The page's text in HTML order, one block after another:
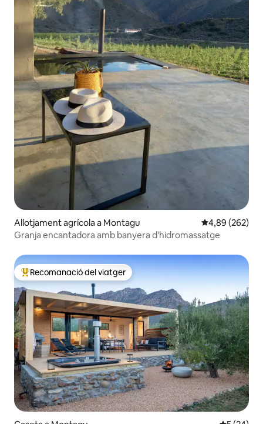
Allotjament agrícola a Montagu 4,89 de
4,89 (262)
Granja encantadora amb banyera d'hidromassatge
Principals recomanacions dels viatgers
Recomanació del viatger